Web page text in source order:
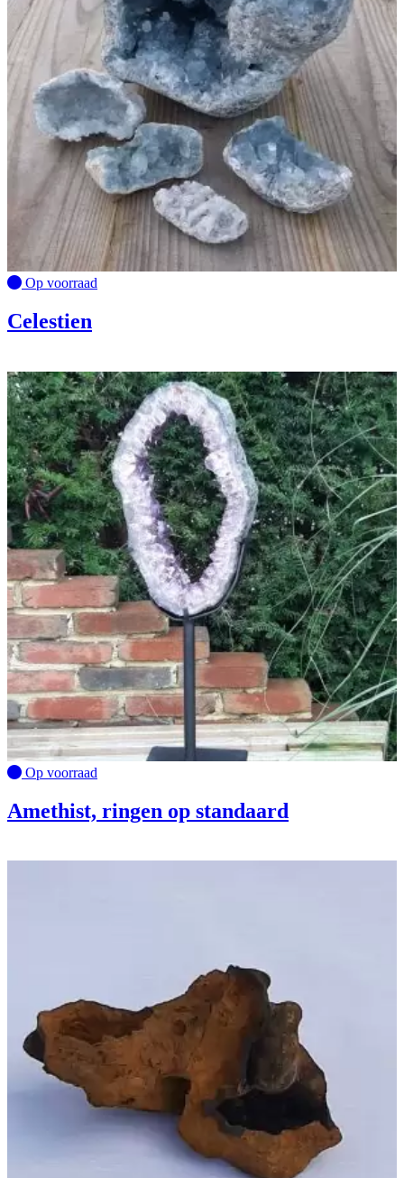
Op voorraad
Celestien
Op voorraad
Amethist, ringen op standaard